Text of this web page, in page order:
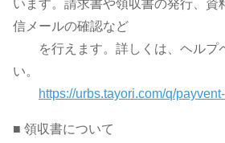
います。請求書や領収書の発行、資
信メールの確認など
を行えます。詳しくは、ヘルプ
い。
https://urbs.tayori.com/q/
■ 領収書について